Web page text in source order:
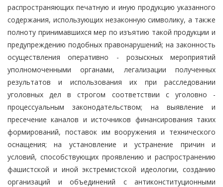
распространяющих печатную и иную продукцию указанного
содержания, использующих незаконную символику, а также
полноту принимавшихся мер по изъятию такой продукции и
предупреждению подобных правонарушений; на законность
осуществления оперативно - розыскных мероприятий
уполномоченными органами, легализации полученных
результатов и использования их при расследовании
уголовных дел в строгом соответствии с уголовно -
процессуальным законодательством; на выявление и
пресечение каналов и источников финансирования таких
формирований, поставок им вооружения и технического
оснащения; на установление и устранение причин и
условий, способствующих проявлению и распространению
фашистской и иной экстремистской идеологии, созданию
организаций и объединений с антиконституционными